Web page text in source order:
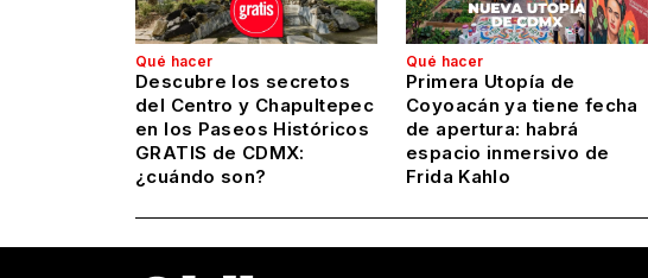
Qué hacer
Descubre los secretos
del Centro y Chapultepec
en los Paseos Históricos
GRATIS de CDMX:
¿cuándo son?
Qué hacer
Primera Utopía de
Coyoacán ya tiene fecha
de apertura: habrá
espacio inmersivo de
Frida Kahlo